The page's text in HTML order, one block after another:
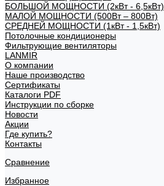
БОЛЬШОЙ МОЩНОСТИ (2кВт - 6,5кВт)
МАЛОЙ МОЩНОСТИ (500Вт – 800Вт)
СРЕДНЕЙ МОЩНОСТИ (1кВт - 1,5кВт)
Потолочные кондиционеры
Фильтрующие вентиляторы
LANMIR
О компании
Наше производство
Сертификаты
Каталоги PDF
Инструкции по сборке
Новости
Акции
Где купить?
Контакты
Сравнение
Избранное